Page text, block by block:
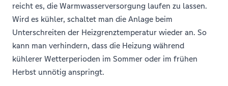
reicht es, die Warmwasserversorgung laufen zu lassen.
Wird es kühler, schaltet man die Anlage beim
Unterschreiten der Heizgrenztemperatur wieder an. So
kann man verhindern, dass die Heizung während
kühlerer Wetterperioden im Sommer oder im frühen
Herbst unnötig anspringt.